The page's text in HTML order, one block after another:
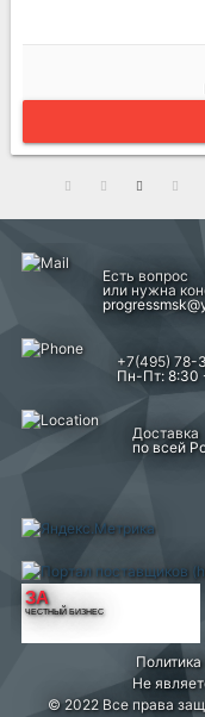
Есть вопрос
или нужна
+7(495) 78-
Пн-Пт: 8:30
Доставка
по всей
ЗА
ЧЕСТНЫЙ БИЗНЕС
Не
© 2022 Все права